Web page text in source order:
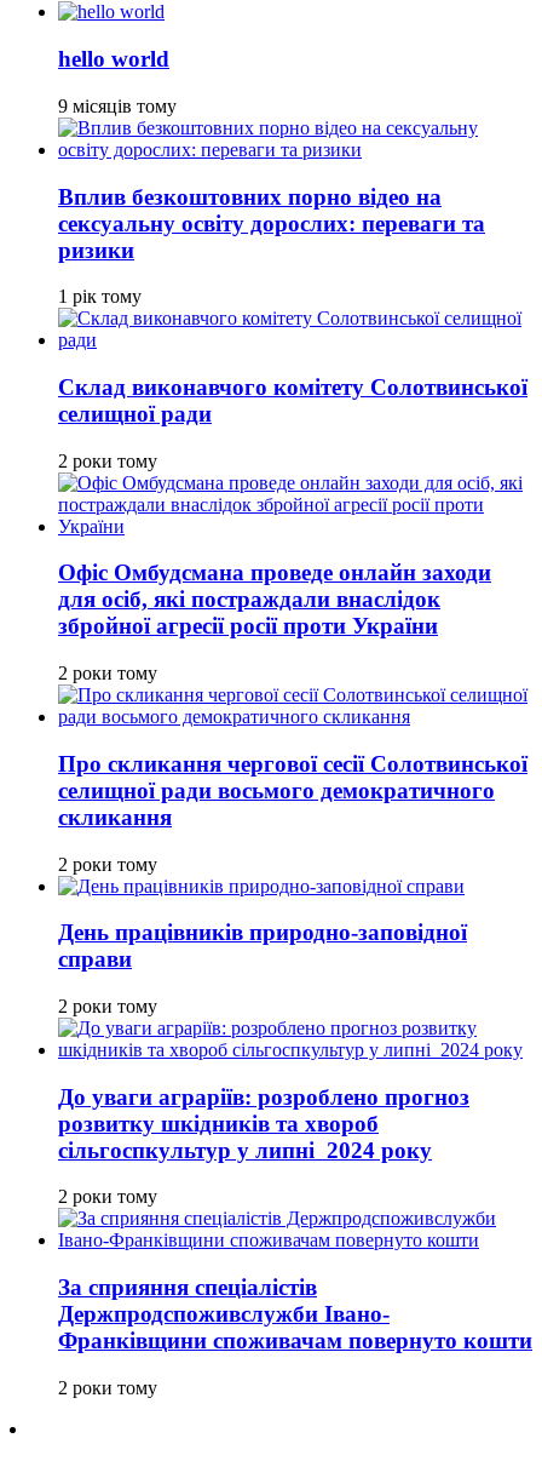
hello world
9 місяців тому
Вплив безкоштовних порно відео на
сексуальну освіту дорослих: переваги та
ризики
1 рік тому
Склад виконавчого комітету Солотвинської
селищної ради
2 роки тому
Офіс Омбудсмана проведе онлайн заходи
для осіб, які постраждали внаслідок
збройної агресії росії проти України
2 роки тому
Про скликання чергової сесії Солотвинської
селищної ради восьмого демократичного
скликання
2 роки тому
День працівників природно-заповідної
справи
2 роки тому
До уваги аграріїв: розроблено прогноз
розвитку шкідників та хвороб
сільгоспкультур у липні 2024 року
2 роки тому
За сприяння спеціалістів
Держпродспоживслужби Івано-
Франківщини споживачам повернуто кошти
2 роки тому